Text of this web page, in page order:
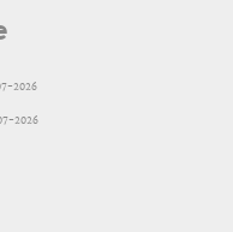
2026
2026